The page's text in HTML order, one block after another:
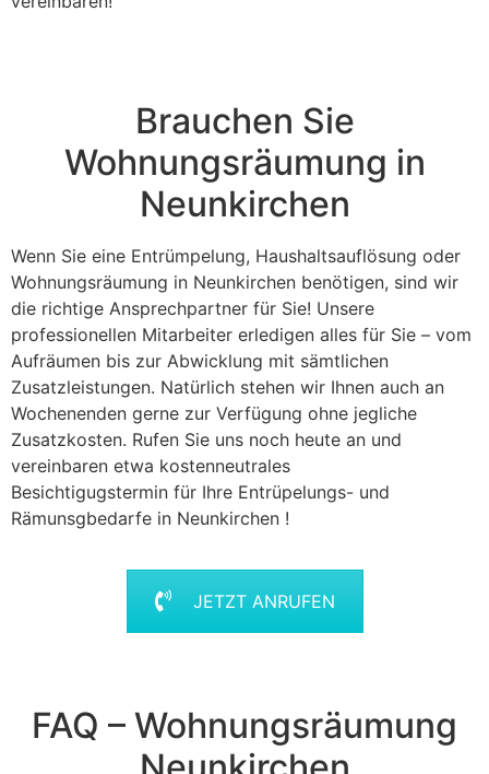
Brauchen Sie
Wohnungsräumung in
Neunkirchen
Wenn Sie eine Entrümpelung, Haushaltsauflösung oder
Wohnungsräumung in Neunkirchen benötigen, sind wir
die richtige Ansprechpartner für Sie! Unsere
professionellen Mitarbeiter erledigen alles für Sie – vom
Aufräumen bis zur Abwicklung mit sämtlichen
Zusatzleistungen. Natürlich stehen wir Ihnen auch an
Wochenenden gerne zur Verfügung ohne jegliche
Zusatzkosten. Rufen Sie uns noch heute an und
vereinbaren etwa kostenneutrales
Besichtigugstermin für Ihre Entrüpelungs- und
Rämunsgbedarfe in Neunkirchen !
JETZT ANRUFEN
FAQ – Wohnungsräumung